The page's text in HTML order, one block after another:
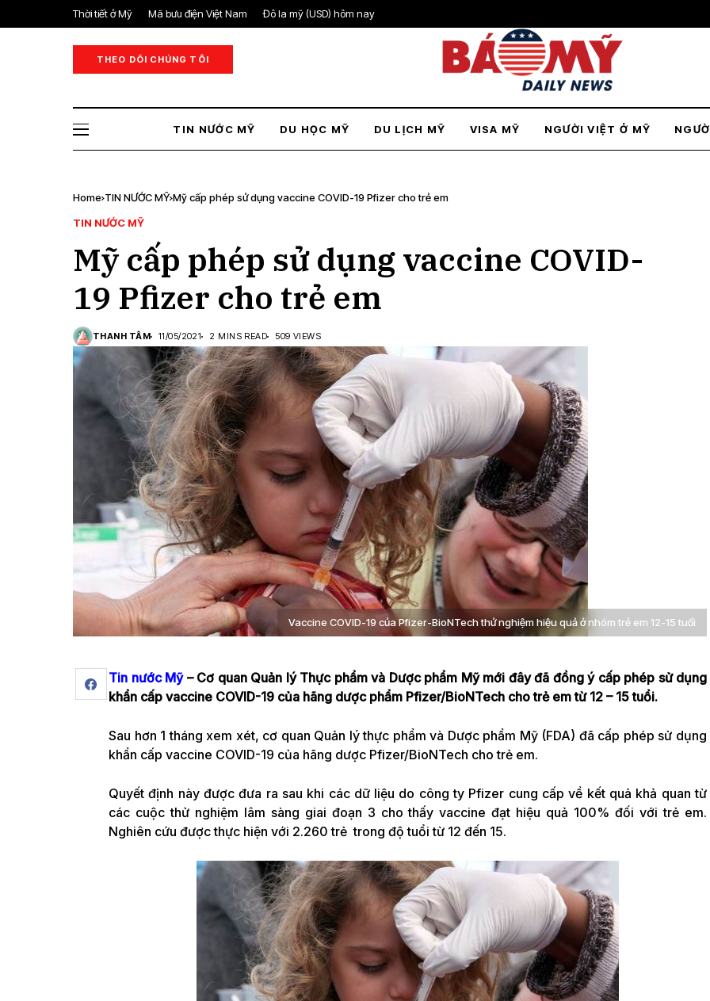
Thời tiết ở Mỹ Mã bưu điện Việt Nam Đô la mỹ (USD) hôm nay
THEO DÕI CHÚNG TÔI
TIN NƯỚC MỸ DU HỌC MỸ DU LỊCH MỸ VISA MỸ NGƯỜI VIỆT Ở MỸ
Home TIN NƯỚC MỸ Mỹ cấp phép sử dụng vaccine COVID-19 Pfizer cho trẻ em
TIN NƯỚC MỸ
Mỹ cấp phép sử dụng vaccine COVID-
19 Pfizer cho trẻ em
THANH TÂM 11/05/2021 2 MINS READ 509 VIEWS
Vaccine COVID-19 của Pfizer-BioNTech thử nghiệm hiệu quả ở nhóm trẻ em 12-15 tuổi
Tin nước Mỹ– Cơ quan Quản lý Thực phẩm và Dược phẩm Mỹ mới đây đã đồng ý cấp phép sử dụng
khẩn cấp vaccine COVID-19 của hãng dược phẩm Pfizer/BioNTech cho trẻ em từ 12 – 15 tuổi.
Sau hơn 1 tháng xem xét, cơ quan Quản lý thực phẩm và Dược phẩm Mỹ (FDA) đã cấp phép sử dụng
khẩn cấp vaccine COVID-19 của hãng dược Pfizer/BioNTech cho trẻ em.
Quyết định này được đưa ra sau khi các dữ liệu do công ty Pfizer cung cấp về kết quả khả quan từ
các cuộc thử nghiệm lâm sàng giai đoạn 3 cho thấy vaccine đạt hiệu quả 100% đối với trẻ em.
Nghiên cứu được thực hiện với 2.260 trẻ trong độ tuổi từ 12 đến 15.